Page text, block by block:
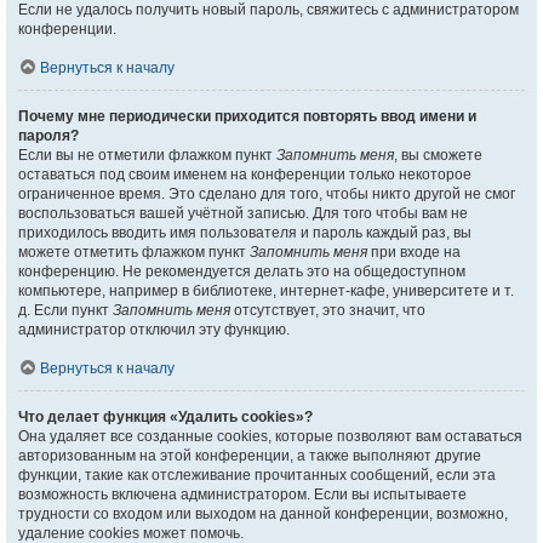
Если не удалось получить новый пароль, свяжитесь с администратором
конференции.
Вернуться к началу
Почему мне периодически приходится повторять ввод имени и
пароля?
Если вы не отметили флажком пункт Запомнить меня, вы сможете
оставаться под своим именем на конференции только некоторое
ограниченное время. Это сделано для того, чтобы никто другой не смог
воспользоваться вашей учётной записью. Для того чтобы вам не
приходилось вводить имя пользователя и пароль каждый раз, вы
можете отметить флажком пункт Запомнить меня при входе на
конференцию. Не рекомендуется делать это на общедоступном
компьютере, например в библиотеке, интернет-кафе, университете и т.
д. Если пункт Запомнить меня отсутствует, это значит, что
администратор отключил эту функцию.
Вернуться к началу
Что делает функция «Удалить cookies»?
Она удаляет все созданные cookies, которые позволяют вам оставаться
авторизованным на этой конференции, а также выполняют другие
функции, такие как отслеживание прочитанных сообщений, если эта
возможность включена администратором. Если вы испытываете
трудности со входом или выходом на данной конференции, возможно,
удаление cookies может помочь.